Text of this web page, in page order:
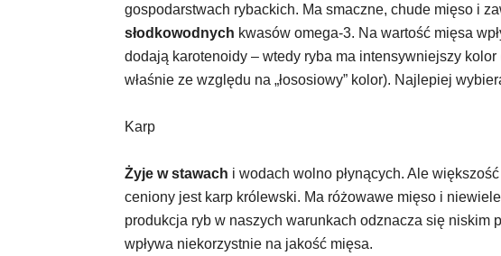
gospodarstwach rybackich. Ma smaczne, chude mięso i
słodkowodnych kwasów omega-3. Na wartość mięsa
dodają karotenoidy – wtedy ryba ma intensywniejszy kolor
właśnie ze względu na „łososiowy” kolor). Najlepiej
Karp
Żyje w stawach i wodach wolno płynących. Ale
ceniony jest karp królewski. Ma różowawe mięso i
produkcja ryb w naszych warunkach odznacza się niskim
wpływa niekorzystnie na jakość mięsa.